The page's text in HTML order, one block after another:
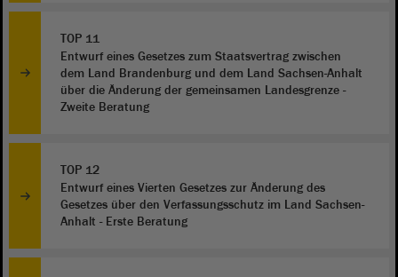
TOP 11
Entwurf eines Gesetzes zum Staatsvertrag zwischen
dem Land Brandenburg und dem Land Sachsen-Anhalt
über die Änderung der gemeinsamen Landesgrenze -
Zweite Beratung
TOP 12
Entwurf eines Vierten Gesetzes zur Änderung des
Gesetzes über den Verfassungsschutz im Land Sachsen-
Anhalt - Erste Beratung